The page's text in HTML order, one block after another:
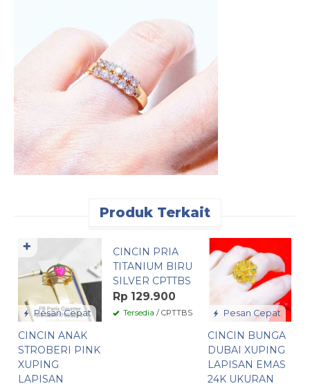
Produk Terkait
Pesan Cepat
CINCIN ANAK
STROBERI PINK
XUPING
LAPISAN
✚
CINCIN PRIA
TITANIUM BIRU
SILVER CPTTBS
Rp 129.900
Tersedia / CPTTBS Pesan Cepat
CINCIN BUNGA
DUBAI XUPING
LAPISAN EMAS
24K UKURAN